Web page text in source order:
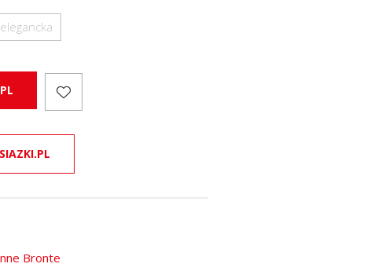
elegancka
Bronte